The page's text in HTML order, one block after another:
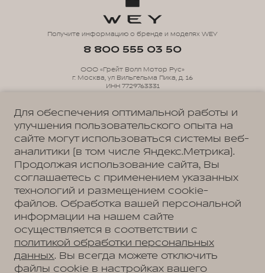
Политика обработки персональных данных
Пользовательское соглашение
Согласие на коммуникацию
Согласие на предоставление персональных данных третьим лицам
Согласие на обработку ПД
Получите информацию о бренде и моделях WEY
8 800 555 03 50
ООО «Грейт Волл Мотор Рус»
г. Москва, ул Вильгельма Пика, д. 16
ИНН 7729763331
АВТОМОБИЛИ В НАЛИЧИИ
МОДЕЛЬНЫЙ РЯД
WEY 05
Для обеспечения оптимальной работы и
улучшения пользовательского опыта на
сайте могут использоваться системы веб-
аналитики (в том числе Яндекс.Метрика).
Продолжая использование сайта, Вы
соглашаетесь с применением указанных
технологий и размещением cookie-
файлов. Обработка вашей персональной
информации на нашем сайте
осуществляется в соответствии с
политикой обработки персональных
данных. Вы всегда можете отключить
файлы cookie в настройках вашего